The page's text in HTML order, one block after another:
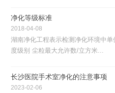
净化等级标准
2018-04-08
湖南净化工程表示检测净化环境中
度级别 尘粒最大允许数/立方米...
长沙医院手术室净化的注意事项
2023-02-06